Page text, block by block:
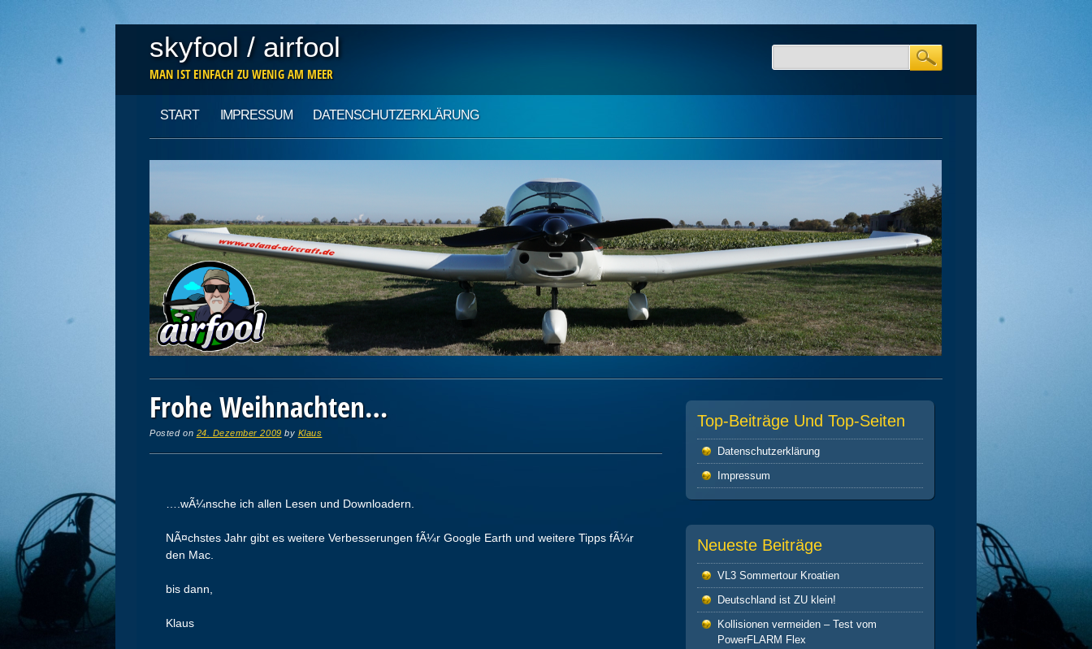
skyfool / airfool
MAN IST EINFACH ZU WENIG AM MEER
Main menu
content
START IMPRESSUM DATENSCHUTZ­ERKLÄRUNG
Frohe Weihnachten…
Posted on 24. Dezember 2009 by Klaus
….wÃ¼nsche ich allen Lesen und Downloadern.
NÃ¤chstes Jahr gibt es weitere Verbesserungen fÃ¼r Google Earth und weitere Tipps fÃ¼r
den Mac.
bis dann,
Klaus
Top-Beiträge Und Top-Seiten
Datenschutz­erklärung
Impressum
Neueste Beiträge
VL3 Sommertour Kroatien
Deutschland ist ZU klein!
Kollisionen vermeiden – Test vom
PowerFLARM Flex